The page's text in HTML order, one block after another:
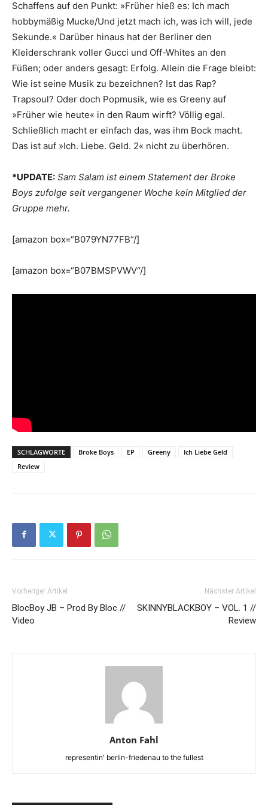
Schaffens auf den Punkt: »Früher hieß es: Ich mach
hobbymäßig Mucke/Und jetzt mach ich, was ich will, jede
Sekunde.« Darüber hinaus hat der Berliner den
Kleiderschrank voller Gucci und Off-Whites an den
Füßen; oder anders gesagt: Erfolg. Allein die Frage bleibt:
Wie ist seine Musik zu bezeichnen? Ist das Rap?
Trapsoul? Oder doch Popmusik, wie es Greeny auf
»Früher wie heute« in den Raum wirft? Völlig egal.
Schließlich macht er einfach das, was ihm Bock macht.
Das ist auf »Ich. Liebe. Geld. 2« nicht zu überhören.
*UPDATE: Sam Salam ist einem Statement der Broke
Boys zufolge seit vergangener Woche kein Mitglied der
Gruppe mehr.
[amazon box=“B079YN77FB“/]
[amazon box=“B07BMSPVWV“/]
SCHLAGWORTE Broke Boys EP Greeny
Ich Liebe Geld
Review
Vorheriger Artikel
BlocBoy JB – Prod By Bloc //
Video
Nächster Artikel
SKINNYBLACKBOY – VOL. 1 //
Review
Anton Fahl
representin' berlin-friedenau to the fullest